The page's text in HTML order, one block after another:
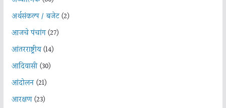
अर्थसंकल्प / बजेट(2)
आजचे पंचांग(27)
आंतरराष्ट्रीय(14)
आदिवासी(30)
आंदोलन(21)
आरक्षण(23)